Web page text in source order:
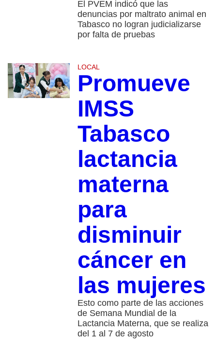
El PVEM indicó que las
denuncias por maltrato animal en
Tabasco no logran judicializarse
por falta de pruebas
LOCAL
Promueve
IMSS
Tabasco
lactancia
materna
para
disminuir
cáncer en
las mujeres
Esto como parte de las acciones
de Semana Mundial de la
Lactancia Materna, que se realiza
del 1 al 7 de agosto